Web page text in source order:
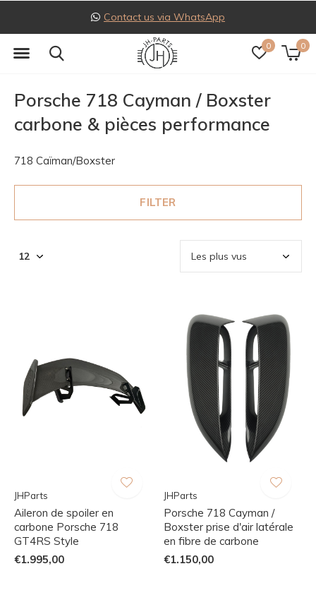
0 0
Contact us via WhatsApp
Porsche 718 Cayman / Boxster
carbone & pièces performance
718 Caïman/Boxster
FILTER
JHParts
Aileron de spoiler en
carbone Porsche 718
GT4RS Style
€1.995,00
JHParts
Porsche 718 Cayman /
Boxster prise d'air latérale
en fibre de carbone
€1.150,00